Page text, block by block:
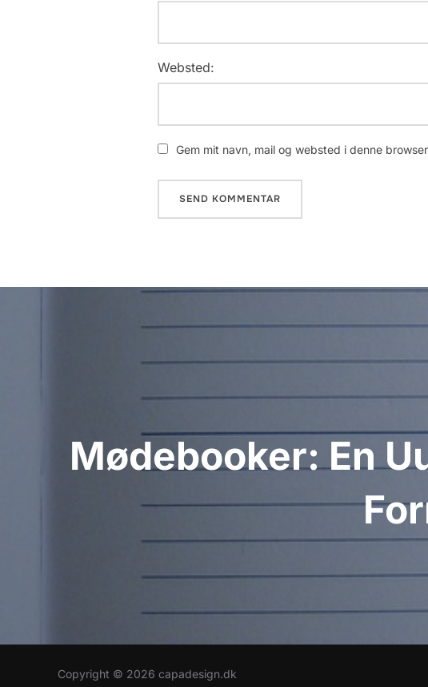
Websted:
Gem mit navn, mail og websted i denne
Indlægsnavigation
Mødebooker: En
Copyright © 2026 capadesign.dk